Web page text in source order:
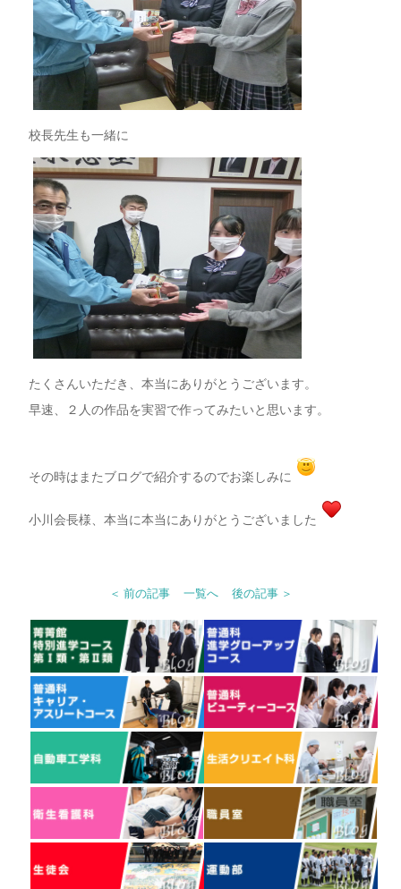
校長先生も一緒に
たくさんいただき、本当にありがとうございます。
早速、２人の作品を実習で作ってみたいと思います。
その時はまたブログで紹介するのでお楽しみに
小川会長様、本当に本当にありがとうございました
＜ 前の記事 一覧へ 後の記事 ＞